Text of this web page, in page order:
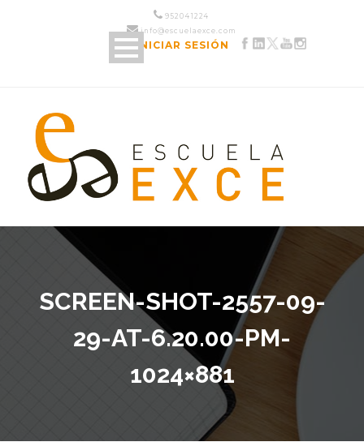
952 04 12 24
info@escuelaexce.com
INICIAR SESIÓN
SCREEN-SHOT-2557-09-
29-AT-6.20.00-PM-
1024×881